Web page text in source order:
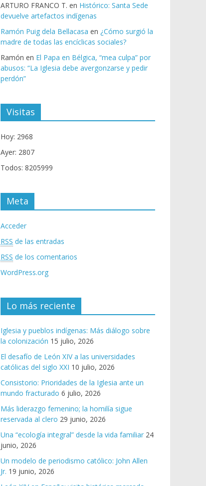
ARTURO FRANCO T. en Histórico: Santa Sede
devuelve artefactos indígenas
Ramón Puig dela Bellacasa en ¿Cómo surgió la
madre de todas las encíclicas sociales?
Ramón en El Papa en Bélgica, “mea culpa” por
abusos: “La Iglesia debe avergonzarse y pedir
perdón”
Visitas
Hoy: 2968
Ayer: 2807
Todos: 8205999
Meta
Acceder
RSS de las entradas
RSS de los comentarios
WordPress.org
Lo más reciente
Iglesia y pueblos indígenas: Más diálogo sobre
la colonización 15 julio, 2026
El desafío de León XIV a las universidades
católicas del siglo XXI 10 julio, 2026
Consistorio: Prioridades de la Iglesia ante un
mundo fracturado 6 julio, 2026
Más liderazgo femenino; la homilía sigue
reservada al clero 29 junio, 2026
Una “ecología integral” desde la vida familiar 24
junio, 2026
Un modelo de periodismo católico: John Allen
Jr. 19 junio, 2026